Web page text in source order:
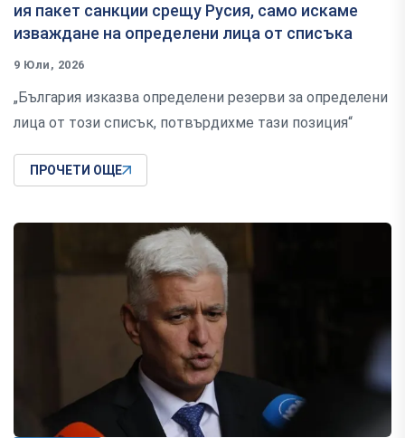
ия пакет санкции срещу Русия, само искаме
изваждане на определени лица от списъка
9 Юли, 2026
„България изказва определени резерви за определени
лица от този списък, потвърдихме тази позиция“
ПРОЧЕТИ ОЩЕ